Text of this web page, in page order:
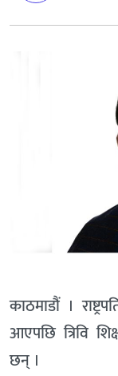
काठमाडौं ।
आएपछि त्रिवि
छन् ।